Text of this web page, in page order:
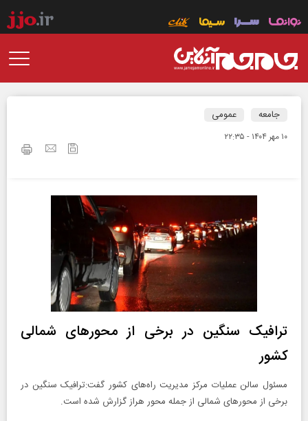
جامعه عمومی
۱۰ مهر ۱۴۰۴ - ۲۲:۳۵
ترافیک سنگین در برخی از محور‌های شمالی
کشور
مسئول سالن عملیات مرکز مدیریت راه‌های کشور گفت:ترافیک سنگین در
برخی از محور‌های شمالی از جمله محور هراز گزارش شده است.